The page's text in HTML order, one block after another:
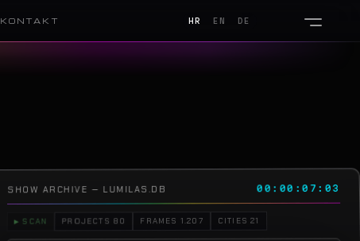
HR EN DE
KONTAKT
SHOW ARCHIVE — LUMILAS.DB 00:00:10:13
▶ SCAN PROJECTS 80 FRAMES 1.207 CITIES 21